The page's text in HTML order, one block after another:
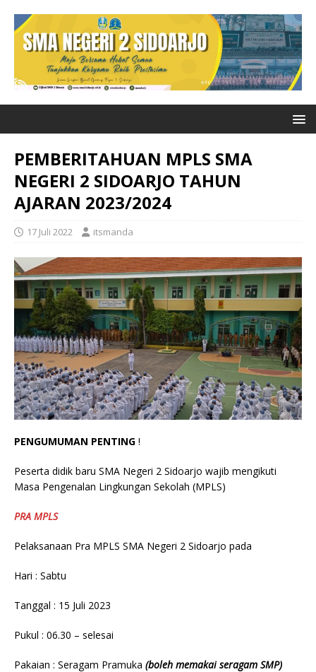
PEMBERITAHUAN MPLS SMA
NEGERI 2 SIDOARJO TAHUN
AJARAN 2023/2024
17 Juli 2022 itsmanda
PENGUMUMAN PENTING !
Peserta didik baru SMA Negeri 2 Sidoarjo wajib mengikuti
Masa Pengenalan Lingkungan Sekolah (MPLS)
PRA MPLS
Pelaksanaan Pra MPLS SMA Negeri 2 Sidoarjo pada
Hari : Sabtu
Tanggal : 15 Juli 2023
Pukul : 06.30 – selesai
Pakaian : Seragam Pramuka (boleh memakai seragam SMP)